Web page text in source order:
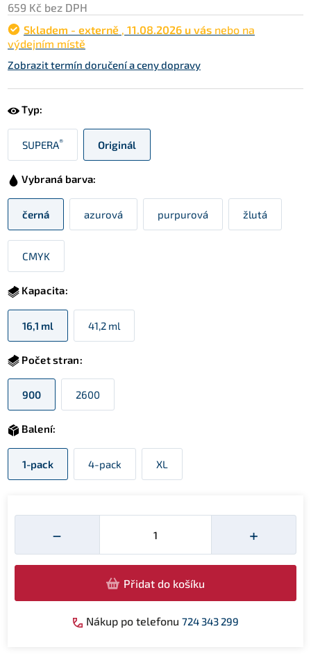
659 Kč bez DPH
Skladem - externě , 11.08.2026 u vás nebo na
výdejním místě
Zobrazit termín doručení a ceny dopravy
Typ:
SUPERA® Originál
Vybraná barva:
černá azurová purpurová žlutá
CMYK
Kapacita:
16,1 ml 41,2 ml
Počet stran:
900 2600
Balení:
1-pack 4-pack XL
−
Množství
+
Přidat do košíku
Nákup po telefonu 724 343 299